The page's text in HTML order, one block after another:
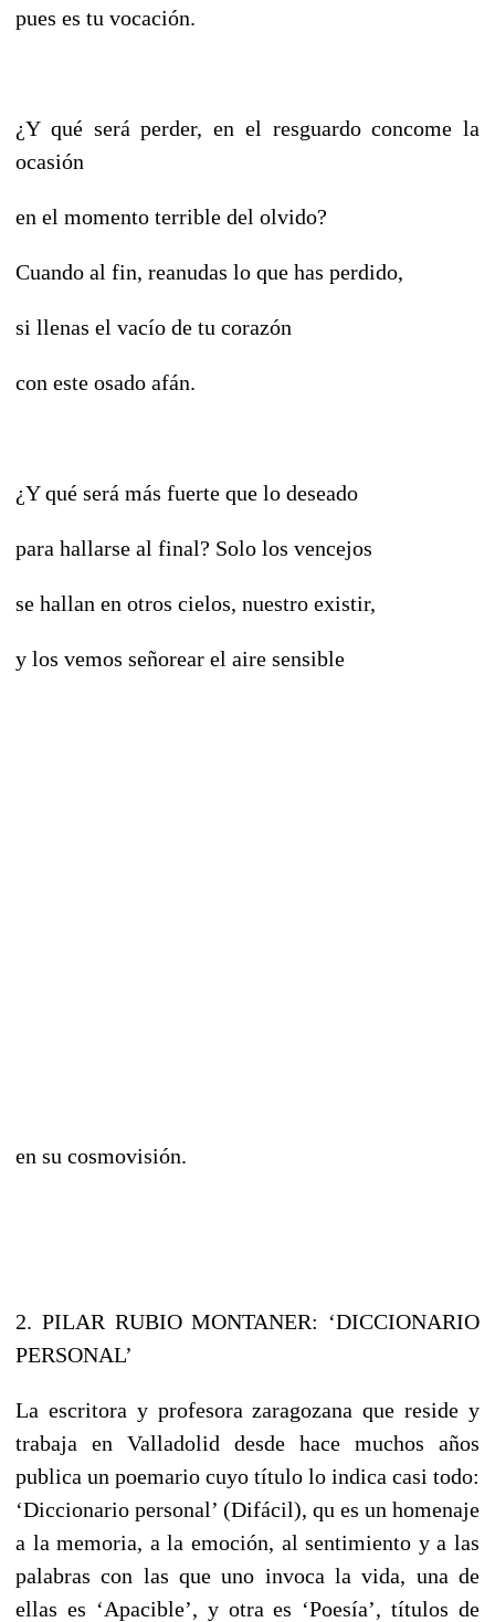
pues es tu vocación.
¿Y qué será perder, en el resguardo concome la
ocasión
en el momento terrible del olvido?
Cuando al fin, reanudas lo que has perdido,
si llenas el vacío de tu corazón
con este osado afán.
¿Y qué será más fuerte que lo deseado
para hallarse al final? Solo los vencejos
se hallan en otros cielos, nuestro existir,
y los vemos señorear el aire sensible
en su cosmovisión.
2. PILAR RUBIO MONTANER: ‘DICCIONARIO
PERSONAL’
La escritora y profesora zaragozana que reside y
trabaja en Valladolid desde hace muchos años
publica un poemario cuyo título lo indica casi todo:
‘Diccionario personal’ (Difácil), qu es un homenaje
a la memoria, a la emoción, al sentimiento y a las
palabras con las que uno invoca la vida, una de
ellas es ‘Apacible’, y otra es ‘Poesía’, títulos de